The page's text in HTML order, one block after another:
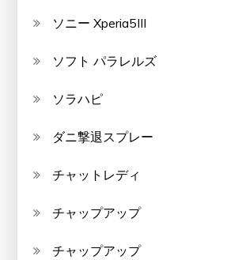
ソニー Xperia5III
ソフト パラレルズ
ソラハピ
ダニ撃退スプレー
チャットレディ
チャップアップ
チャップアップ